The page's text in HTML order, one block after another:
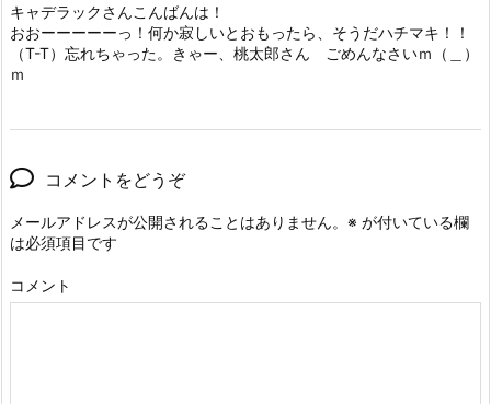
キャデラックさんこんばんは！
おおーーーーーっ！何か寂しいとおもったら、そうだハチマキ！！
（T-T）忘れちゃった。きゃー、桃太郎さん ごめんなさいｍ（＿）
ｍ
コメントをどうぞ
メールアドレスが公開されることはありません。 ※ が付いている欄
は必須項目です
コメント